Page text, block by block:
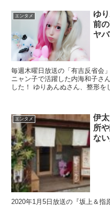
エンタメ
ゆ
前
ヤ
毎週木曜日放送の「有吉反省会
ニャン子で活躍した内海和子さ
した！ ゆりあんぬさん、整形をしまくっていることをカミングアウ
エンタメ
伊
所
ない
2020年1月5日放送の『坂上＆指